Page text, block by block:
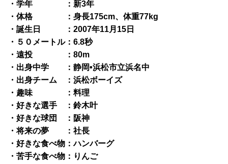
・学年 ：新3年
・体格 ：身長175cm、体重77kg
・誕生日 ：2007年11月15日
・５０メートル：6.8秒
・遠投 ：80m
・出身中学 ：静岡•浜松市立浜名中
・出身チーム ：浜松ボーイズ
・趣味 ：料理
・好きな選手 ：鈴木叶
・好きな球団 ：阪神
・将来の夢 ：社長
・好きな食べ物：ハンバーグ
・苦手な食べ物：りんご